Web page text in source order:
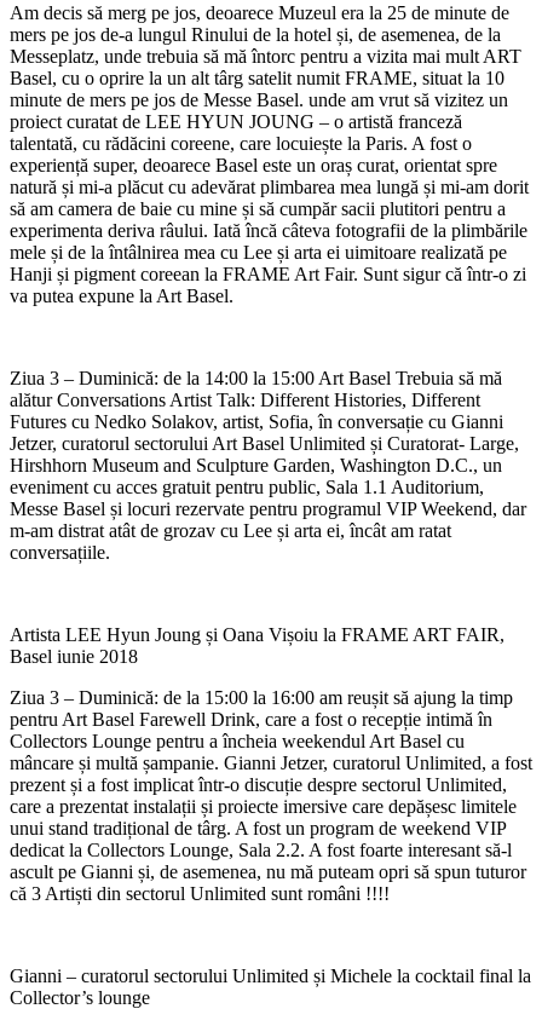
Am decis să merg pe jos, deoarece Muzeul era la 25 de minute de
mers pe jos de-a lungul Rinului de la hotel și, de asemenea, de la
Messeplatz, unde trebuia să mă întorc pentru a vizita mai mult ART
Basel, cu o oprire la un alt târg satelit numit FRAME, situat la 10
minute de mers pe jos de Messe Basel. unde am vrut să vizitez un
proiect curatat de LEE HYUN JOUNG – o artistă franceză
talentată, cu rădăcini coreene, care locuiește la Paris. A fost o
experiență super, deoarece Basel este un oraș curat, orientat spre
natură și mi-a plăcut cu adevărat plimbarea mea lungă și mi-am dorit
să am camera de baie cu mine și să cumpăr sacii plutitori pentru a
experimenta deriva râului. Iată încă câteva fotografii de la plimbările
mele și de la întâlnirea mea cu Lee și arta ei uimitoare realizată pe
Hanji și pigment coreean la FRAME Art Fair. Sunt sigur că într-o zi
va putea expune la Art Basel.
Ziua 3 – Duminică: de la 14:00 la 15:00 Art Basel Trebuia să mă
alătur Conversations Artist Talk: Different Histories, Different
Futures cu Nedko Solakov, artist, Sofia, în conversație cu Gianni
Jetzer, curatorul sectorului Art Basel Unlimited și Curatorat- Large,
Hirshhorn Museum and Sculpture Garden, Washington D.C., un
eveniment cu acces gratuit pentru public, Sala 1.1 Auditorium,
Messe Basel și locuri rezervate pentru programul VIP Weekend, dar
m-am distrat atât de grozav cu Lee și arta ei, încât am ratat
conversațiile.
Artista LEE Hyun Joung și Oana Vișoiu la FRAME ART FAIR,
Basel iunie 2018
Ziua 3 – Duminică: de la 15:00 la 16:00 am reușit să ajung la timp
pentru Art Basel Farewell Drink, care a fost o recepție intimă în
Collectors Lounge pentru a încheia weekendul Art Basel cu
mâncare și multă șampanie. Gianni Jetzer, curatorul Unlimited, a fost
prezent și a fost implicat într-o discuție despre sectorul Unlimited,
care a prezentat instalații și proiecte imersive care depășesc limitele
unui stand tradițional de târg. A fost un program de weekend VIP
dedicat la Collectors Lounge, Sala 2.2. A fost foarte interesant să-l
ascult pe Gianni și, de asemenea, nu mă puteam opri să spun tuturor
că 3 Artiști din sectorul Unlimited sunt români !!!!
Gianni – curatorul sectorului Unlimited și Michele la cocktail final la
Collector’s lounge